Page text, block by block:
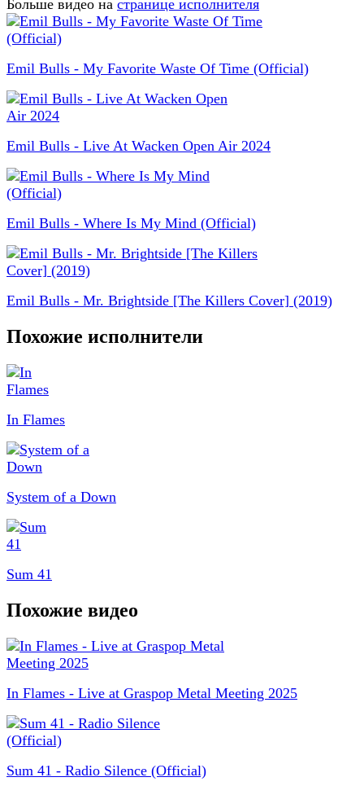
Больше видео на странице исполнителя
Emil Bulls - My Favorite Waste Of Time (Official)
Emil Bulls - Live At Wacken Open Air 2024
Emil Bulls - Where Is My Mind (Official)
Emil Bulls - Mr. Brightside [The Killers Cover] (2019)
Похожие исполнители
In Flames
System of a Down
Sum 41
Похожие видео
In Flames - Live at Graspop Metal Meeting 2025
Sum 41 - Radio Silence (Official)